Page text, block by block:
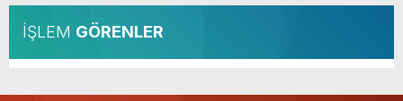
İŞLEM GÖRENLER